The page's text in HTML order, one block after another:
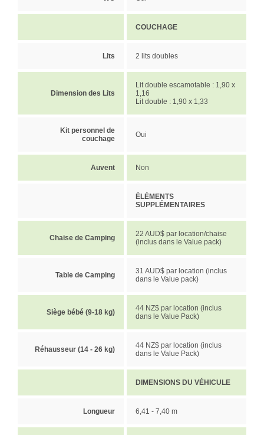
COUCHAGE
Lits 2 lits doubles
Dimension des Lits
Lit double escamotable : 1,90 x
1,16
Lit double : 1,90 x 1,33
Kit personnel de
couchage
Oui
Auvent Non
ÉLÉMENTS
SUPPLÉMENTAIRES
Chaise de Camping
22 AUD$ par location/chaise
(inclus dans le Value pack)
Table de Camping
31 AUD$ par location (inclus
dans le Value pack)
Siège bébé (9-18 kg)
44 NZ$ par location (inclus
dans le Value Pack)
Réhausseur (14 - 26 kg)
44 NZ$ par location (inclus
dans le Value Pack)
DIMENSIONS DU VÉHICULE
Longueur 6,41 - 7,40 m